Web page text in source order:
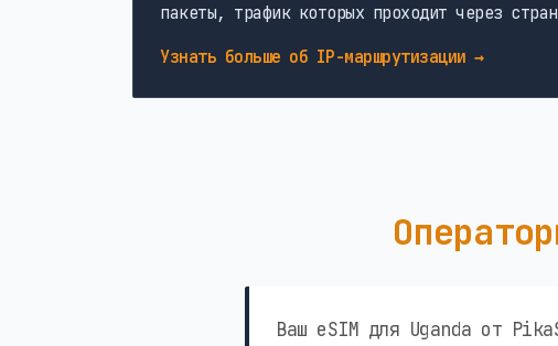
пакеты, трафик которых проходит через
Узнать больше об IP-маршрутизации →
Ваш eSIM для Uganda от